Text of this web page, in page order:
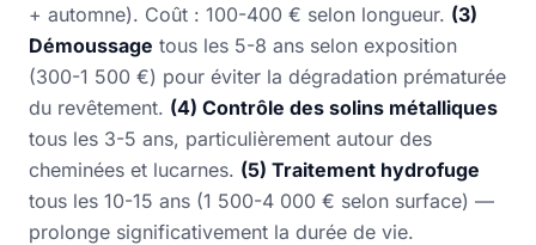
+ automne). Coût : 100-400 € selon longueur. (3)
Démoussage tous les 5-8 ans selon exposition
(300-1 500 €) pour éviter la dégradation prématurée
du revêtement. (4) Contrôle des solins métalliques
tous les 3-5 ans, particulièrement autour des
cheminées et lucarnes. (5) Traitement hydrofuge
tous les 10-15 ans (1 500-4 000 € selon surface) —
prolonge significativement la durée de vie.